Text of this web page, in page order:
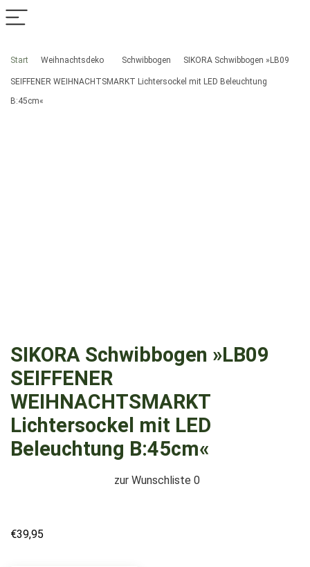
Start Weihnachtsdeko Schwibbogen SIKORA Schwibbogen »LB09
SEIFFENER WEIHNACHTSMARKT Lichtersockel mit LED Beleuchtung
B:45cm«
SIKORA Schwibbogen »LB09
SEIFFENER
WEIHNACHTSMARKT
Lichtersockel mit LED
Beleuchtung B:45cm«
zur Wunschliste 0
€39,95